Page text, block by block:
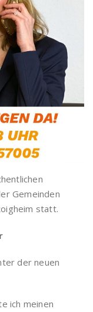
Gemeinden
statt.
der neuen
ich meinen